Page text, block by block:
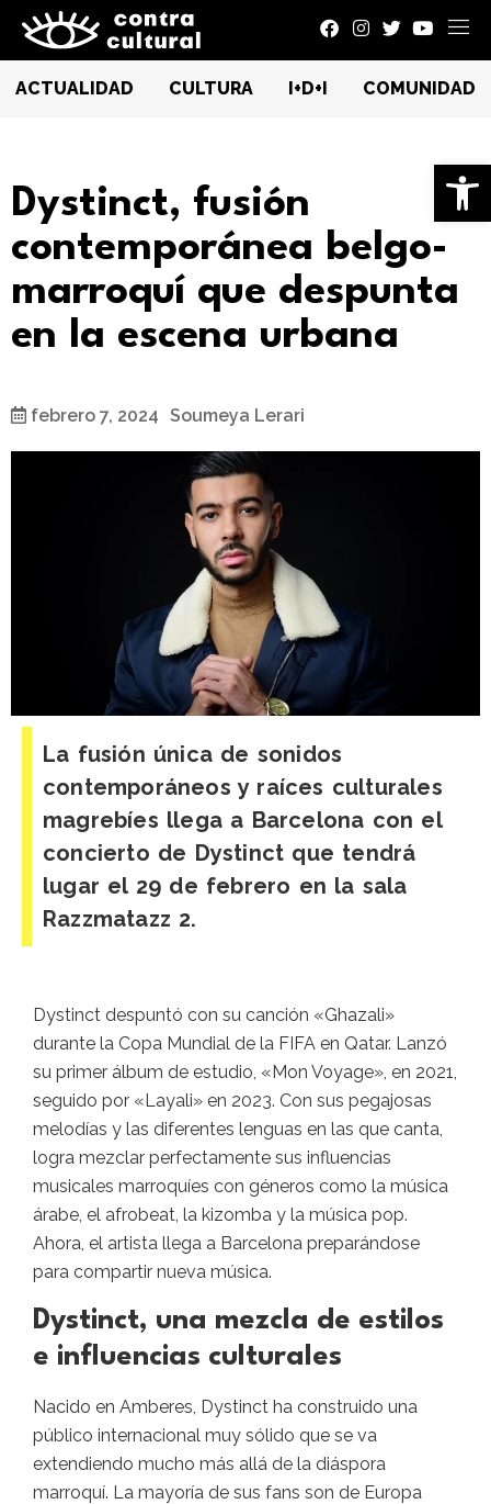
ACTUALIDAD CULTURA I+D+I COMUNIDAD
Dystinct, fusión
contemporánea belgo-
marroquí que despunta
en la escena urbana
febrero 7, 2024 Soumeya Lerari
La fusión única de sonidos
contemporáneos y raíces culturales
magrebíes llega a Barcelona con el
concierto de Dystinct que tendrá
lugar el 29 de febrero en la sala
Razzmatazz 2.
Dystinct despuntó con su canción «Ghazali»
durante la Copa Mundial de la FIFA en Qatar. Lanzó
su primer álbum de estudio, «Mon Voyage», en 2021,
seguido por «Layali» en 2023. Con sus pegajosas
melodías y las diferentes lenguas en las que canta,
logra mezclar perfectamente sus influencias
musicales marroquíes con géneros como la música
árabe, el afrobeat, la kizomba y la música pop.
Ahora, el artista llega a Barcelona preparándose
para compartir nueva música.
Dystinct, una mezcla de estilos
e influencias culturales
Nacido en Amberes, Dystinct ha construido una
público internacional muy sólido que se va
extendiendo mucho más allá de la diáspora
marroquí. La mayoría de sus fans son de Europa